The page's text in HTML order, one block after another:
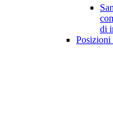
di
Posizioni